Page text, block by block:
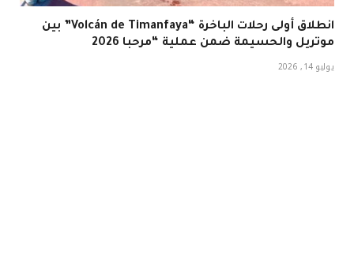
انطلاق أولى رحلات الباخرة “Volcán de Timanfaya” بين
موتريل والحسيمة ضمن عملية “مرحبا 2026
يوليو 14, 2026